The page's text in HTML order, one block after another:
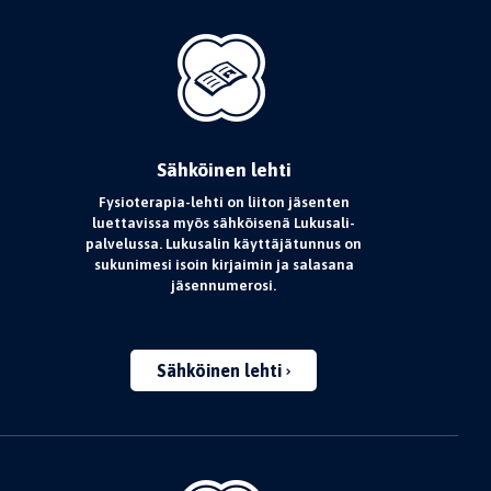
Sähköinen lehti
Fysioterapia-lehti on liiton jäsenten
luettavissa myös sähköisenä Lukusali-
palvelussa. Lukusalin käyttäjätunnus on
sukunimesi isoin kirjaimin ja salasana
jäsennumerosi.
Sähköinen lehti